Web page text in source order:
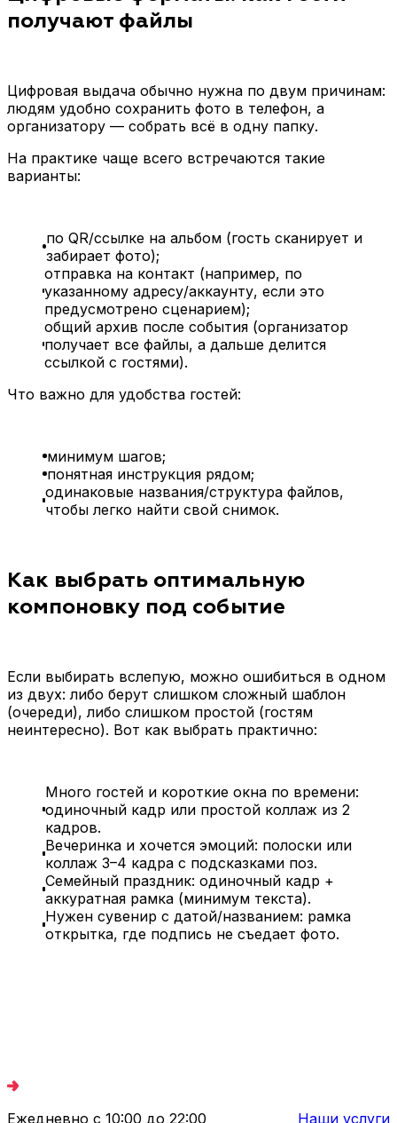
получают файлы
Цифровая выдача обычно нужна по двум причинам:
людям удобно сохранить фото в телефон, а
организатору — собрать всё в одну папку.
На практике чаще всего встречаются такие
варианты:
по QR/ссылке на альбом (гость сканирует и
забирает фото);
отправка на контакт (например, по
указанному адресу/аккаунту, если это
предусмотрено сценарием);
общий архив после события (организатор
получает все файлы, а дальше делится
ссылкой с гостями).
Что важно для удобства гостей:
минимум шагов;
понятная инструкция рядом;
одинаковые названия/структура файлов,
чтобы легко найти свой снимок.
Как выбрать оптимальную
компоновку под событие
Если выбирать вслепую, можно ошибиться в одном
из двух: либо берут слишком сложный шаблон
(очереди), либо слишком простой (гостям
неинтересно). Вот как выбрать практично:
Много гостей и короткие окна по времени:
одиночный кадр или простой коллаж из 2
кадров.
Вечеринка и хочется эмоций: полоски или
коллаж 3–4 кадра с подсказками поз.
Семейный праздник: одиночный кадр +
аккуратная рамка (минимум текста).
Нужен сувенир с датой/названием: рамка
открытка, где подпись не съедает фото.
Ежедневно с 10:00 до 22:00 Наши услуги